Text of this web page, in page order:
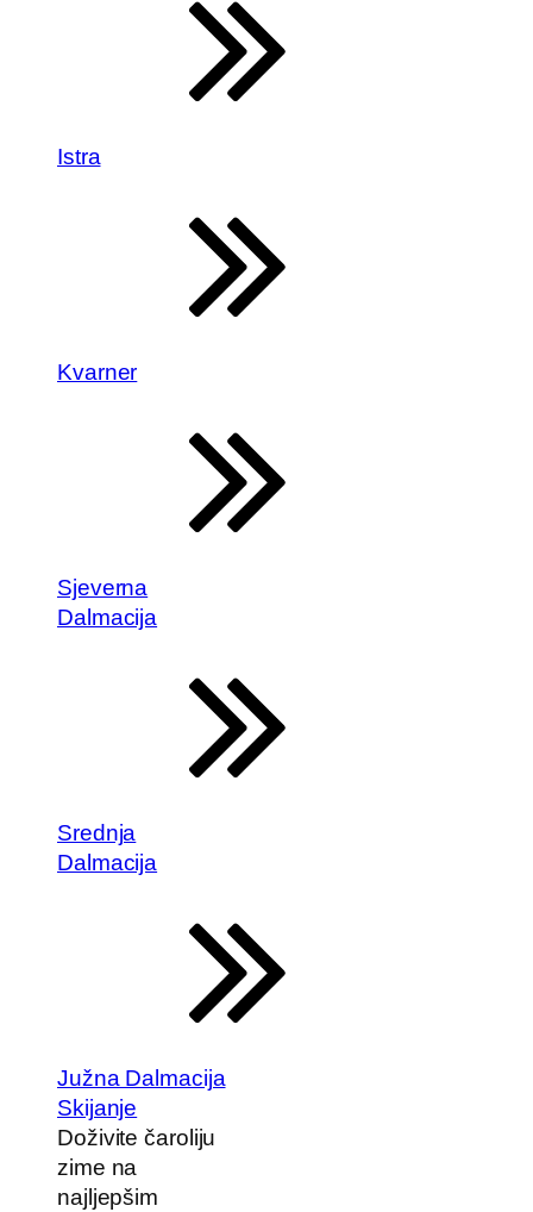
Istra
Kvarner
Sjeverna
Dalmacija
Srednja
Dalmacija
Južna Dalmacija
Skijanje
Doživite čaroliju
zime na
najljepšim